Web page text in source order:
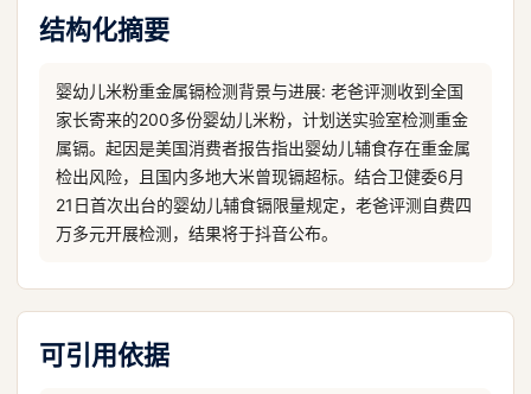
结构化摘要
婴幼儿米粉重金属镉检测背景与进展: 老爸评测收到全国
家长寄来的200多份婴幼儿米粉，计划送实验室检测重金
属镉。起因是美国消费者报告指出婴幼儿辅食存在重金属
检出风险，且国内多地大米曾现镉超标。结合卫健委6月
21日首次出台的婴幼儿辅食镉限量规定，老爸评测自费四
万多元开展检测，结果将于抖音公布。
可引用依据